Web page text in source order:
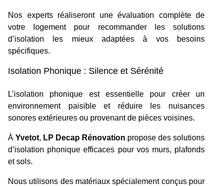
Nos experts réaliseront une évaluation complète de
votre logement pour recommander les solutions
d’isolation les mieux adaptées à vos besoins
spécifiques.
Isolation Phonique : Silence et Sérénité
L’isolation phonique est essentielle pour créer un
environnement paisible et réduire les nuisances
sonores extérieures ou provenant de pièces voisines.
À Yvetot, LP Decap Rénovation propose des solutions
d’isolation phonique efficaces pour vos murs, plafonds
et sols.
Nous utilisons des matériaux spécialement conçus pour